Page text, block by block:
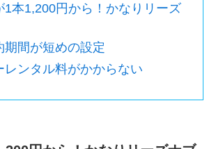
1本1,200円から！かなりリーズ
期間が短めの設定
レンタル料がかからない